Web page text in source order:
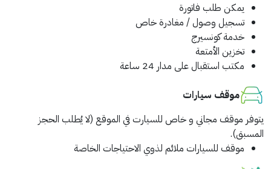
يمكن طلب فاتورة
تسجيل وصول / مغادرة خاص
خدمة كونسيرج
تخزين الأمتعة
مكتب استقبال على مدار 24 ساعة
موقف سيارات
يتوفر موقف مجاني و خاص للسيارت في الموقع (لا يُطلب الحجز
المسبق).
موقف للسيارات ملائم لذوي الاحتياجات الخاصة